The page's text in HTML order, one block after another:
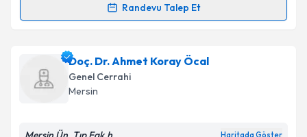
Kişisel verilerimin işlenmesine ilişkin
Metni'ni okudum ve kişisel verilerimin belirtilen
Takvim Talebini Gönder
Randevu Talep Et
Randevu Takvimi Talebi
Dr. Çağatay Demirciiçin randevu takvimi talebi
oluşturun. Size bu uzmandan randevu almanız için bir
takvim hazırlandığında e-posta ile bilgilendireceğiz.
Doç. Dr. Ahmet Koray Öcal
Genel Cerrahi
Mersin
Haritada Göster